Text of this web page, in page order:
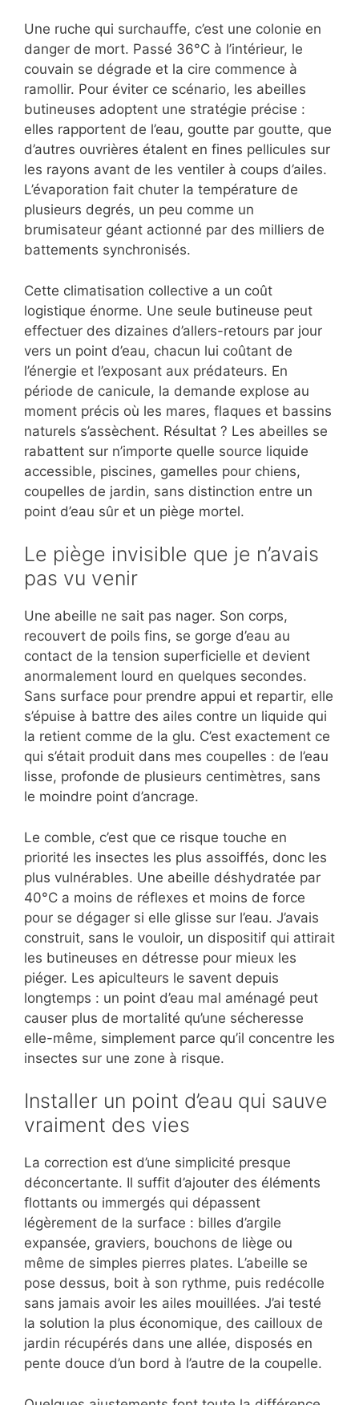
Une ruche qui surchauffe, c’est une colonie en
danger de mort. Passé 36°C à l’intérieur, le
couvain se dégrade et la cire commence à
ramollir. Pour éviter ce scénario, les abeilles
butineuses adoptent une stratégie précise :
elles rapportent de l’eau, goutte par goutte, que
d’autres ouvrières étalent en fines pellicules sur
les rayons avant de les ventiler à coups d’ailes.
L’évaporation fait chuter la température de
plusieurs degrés, un peu comme un
brumisateur géant actionné par des milliers de
battements synchronisés.
Cette climatisation collective a un coût
logistique énorme. Une seule butineuse peut
effectuer des dizaines d’allers-retours par jour
vers un point d’eau, chacun lui coûtant de
l’énergie et l’exposant aux prédateurs. En
période de canicule, la demande explose au
moment précis où les mares, flaques et bassins
naturels s’assèchent. Résultat ? Les abeilles se
rabattent sur n’importe quelle source liquide
accessible, piscines, gamelles pour chiens,
coupelles de jardin, sans distinction entre un
point d’eau sûr et un piège mortel.
Le piège invisible que je n’avais
pas vu venir
Une abeille ne sait pas nager. Son corps,
recouvert de poils fins, se gorge d’eau au
contact de la tension superficielle et devient
anormalement lourd en quelques secondes.
Sans surface pour prendre appui et repartir, elle
s’épuise à battre des ailes contre un liquide qui
la retient comme de la glu. C’est exactement ce
qui s’était produit dans mes coupelles : de l’eau
lisse, profonde de plusieurs centimètres, sans
le moindre point d’ancrage.
Le comble, c’est que ce risque touche en
priorité les insectes les plus assoiffés, donc les
plus vulnérables. Une abeille déshydratée par
40°C a moins de réflexes et moins de force
pour se dégager si elle glisse sur l’eau. J’avais
construit, sans le vouloir, un dispositif qui attirait
les butineuses en détresse pour mieux les
piéger. Les apiculteurs le savent depuis
longtemps : un point d’eau mal aménagé peut
causer plus de mortalité qu’une sécheresse
elle-même, simplement parce qu’il concentre les
insectes sur une zone à risque.
Installer un point d’eau qui sauve
vraiment des vies
La correction est d’une simplicité presque
déconcertante. Il suffit d’ajouter des éléments
flottants ou immergés qui dépassent
légèrement de la surface : billes d’argile
expansée, graviers, bouchons de liège ou
même de simples pierres plates. L’abeille se
pose dessus, boit à son rythme, puis redécolle
sans jamais avoir les ailes mouillées. J’ai testé
la solution la plus économique, des cailloux de
jardin récupérés dans une allée, disposés en
pente douce d’un bord à l’autre de la coupelle.